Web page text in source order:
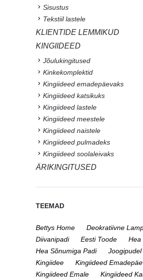
Sisustus
Tekstiil lastele
KLIENTIDE LEMMIKUD
KINGIIDEED
Jõulukingitused
Kinkekomplektid
Kingiideed emadepäevaks
Kingiideed katsikuks
Kingiideed lastele
Kingiideed meestele
Kingiideed naistele
Kingiideed pulmadeks
Kingiideed soolaleivaks
ÄRIKINGITUSED
TEEMAD
Bettys Home
Deokratiivne
Diivanipadi
Eesti Toode
Hea
Hea Sõnumiga Padi
Joogipudel
Kingiidee
Kingiideed
Kingiideed Emale
Kingiideed